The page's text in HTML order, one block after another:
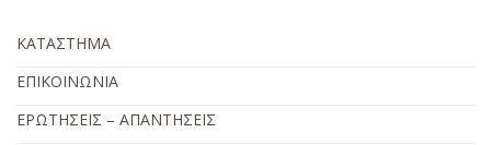
ΚΑΤΑΣΤΗΜΑ
ΕΠΙΚΟΙΝΩΝΙΑ
ΕΡΩΤΗΣΕΙΣ – ΑΠΑΝΤΗΣΕΙΣ